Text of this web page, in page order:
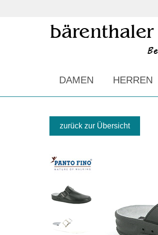
DAMEN HERREN